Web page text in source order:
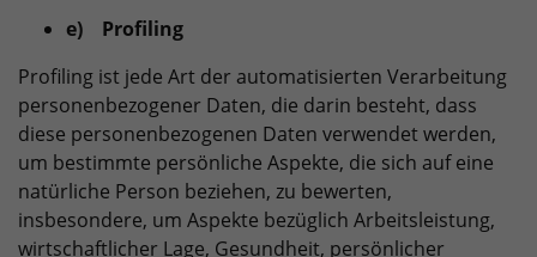
e) Profiling
Profiling ist jede Art der automatisierten Verarbeitung
personenbezogener Daten, die darin besteht, dass
diese personenbezogenen Daten verwendet werden,
um bestimmte persönliche Aspekte, die sich auf eine
natürliche Person beziehen, zu bewerten,
insbesondere, um Aspekte bezüglich Arbeitsleistung,
wirtschaftlicher Lage, Gesundheit, persönlicher